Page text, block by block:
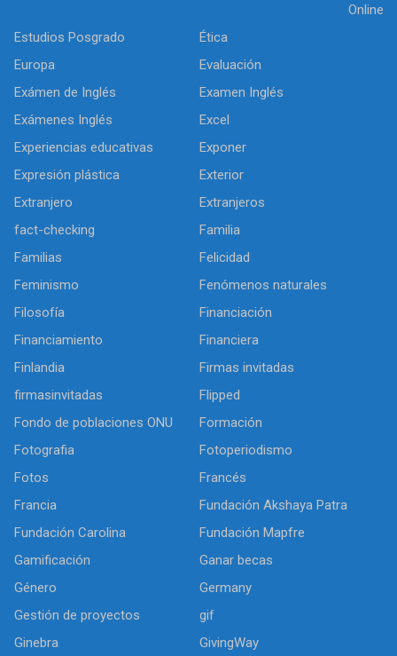
Online
Estudios Posgrado
Ética
Europa
Evaluación
Exámen de Inglés
Examen Inglés
Exámenes Inglés
Excel
Experiencias educativas
Exponer
Expresión plástica
Exterior
Extranjero
Extranjeros
fact-checking
Familia
Familias
Felicidad
Feminismo
Fenómenos naturales
Filosofía
Financiación
Financiamiento
Financiera
Finlandia
Firmas invitadas
firmasinvitadas
Flipped
Fondo de poblaciones ONU
Formación
Fotografia
Fotoperiodismo
Fotos
Francés
Francia
Fundación Akshaya Patra
Fundación Carolina
Fundación Mapfre
Gamificación
Ganar becas
Género
Germany
Gestión de proyectos
gif
Ginebra
GivingWay